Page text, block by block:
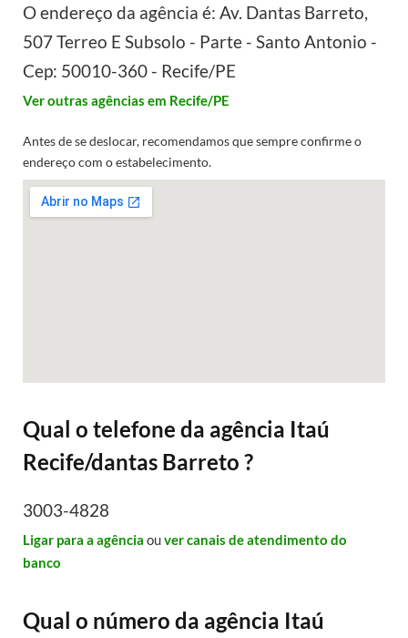
O endereço da agência é: Av. Dantas Barreto,
507 Terreo E Subsolo - Parte - Santo Antonio -
Cep: 50010-360 - Recife/PE
Ver outras agências em Recife/PE
Antes de se deslocar, recomendamos que sempre confirme o
endereço com o estabelecimento.
Qual o telefone da agência Itaú
Recife/dantas Barreto ?
3003-4828
Ligar para a agência ouver canais de atendimento do
banco
Qual o número da agência Itaú